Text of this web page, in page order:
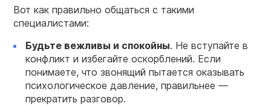
Вот как правильно общаться с такими
специалистами:
Будьте вежливы и спокойны. Не вступайте в
конфликт и избегайте оскорблений. Если
понимаете, что звонящий пытается оказывать
психологическое давление, правильнее —
прекратить разговор.